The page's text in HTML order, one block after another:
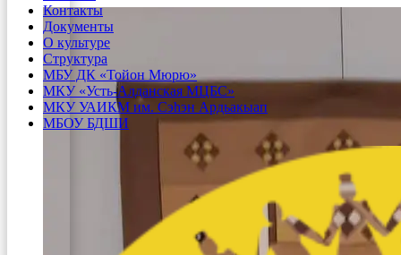
Контакты
Документы
О культуре
Структура
МБУ ДК «Тойон Мюрю»
МКУ «Усть-Алданская МЦБС»
МКУ УАИКМ им. Сэһэн Ардьакыап
МБОУ БДШИ